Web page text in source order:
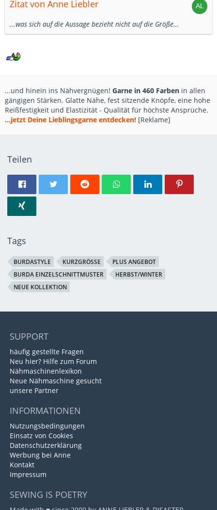
Zitat von Anne Liebler
...was sich auf die Aussage bezieht nicht auf die Größe...
...und hinein ins Nähvergnügen! Garne in 460 Farben in allen
gängigen Stärken. Glatte Nähe, fest sitzende Knöpfe, eine hohe
Reißfestigkeit und Elastizität - Qualität für höchste Ansprüche.
...jetzt Deine Lieblingsgarne entdecken! [Reklame]
Teilen
Tags
BURDASTYLE KURZGRÖSSE
PLUS ANGEBOT
BURDA EINZELSCHNITTMUSTER
HERBST/WINTER
NEUE KOLLEKTION
SUPPORT
häufig gestellte Fragen
Neu hier? Hilfe zum Forum
Nähmaschinenlexikon
Neue Nähmaschine gesucht
unsere Partner
INFORMATIONEN
Nutzungsbedingungen
Einsatz von Cookies
Datenschutzerklärung
Werbung bei Anne
Kontakt
Impressum
SEWING IS POETRY